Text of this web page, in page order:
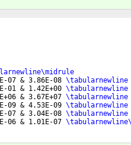
07 & 3.86E-08 \tabularnewline
01 & 1.42E+00 \tabularnewline
& 3.67E+07 \tabularnewline
09 & 4.53E-09 \tabularnewline
07 & 3.04E-08 \tabularnewline
06 & 1.01E-07